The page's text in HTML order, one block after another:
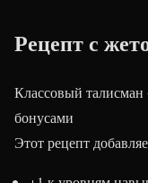
Рецепт с
Классовый
бонусами
Этот рецепт